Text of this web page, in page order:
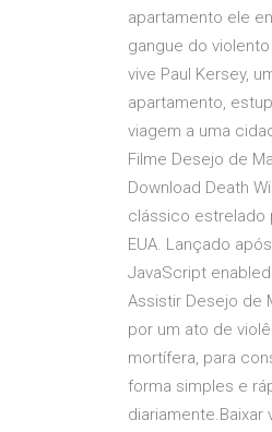
apartamento ele
gangue do
vive Paul Kersey,
apartamento,
viagem a uma
Filme Desejo de
Download Death
clássico estrelado
EUA. Lançado
JavaScript
Assistir Desejo de
por um ato de
mortífera, para
forma simples e